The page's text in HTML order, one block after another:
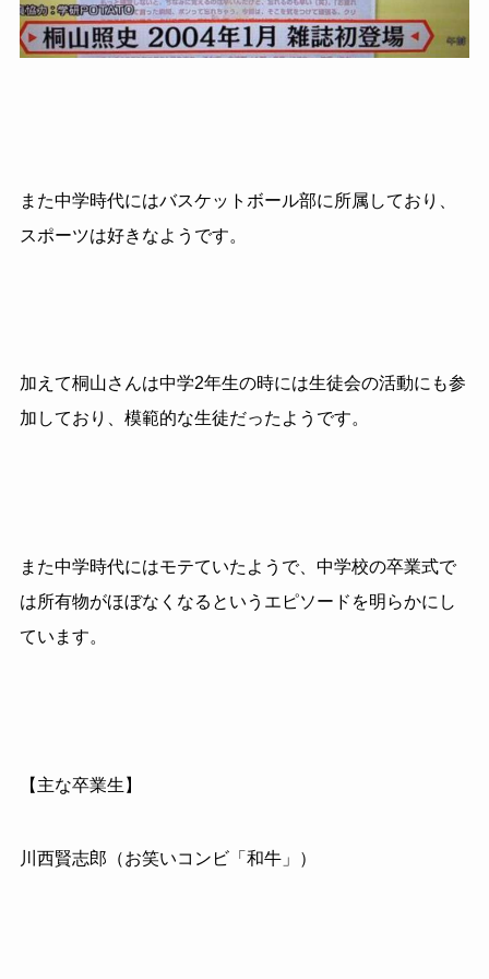
また中学時代にはバスケットボール部に所属しており、
スポーツは好きなようです。
加えて桐山さんは中学2年生の時には生徒会の活動にも参
加しており、模範的な生徒だったようです。
また中学時代にはモテていたようで、中学校の卒業式で
は所有物がほぼなくなるというエピソードを明らかにし
ています。
【主な卒業生】
川西賢志郎（お笑いコンビ「和牛」）